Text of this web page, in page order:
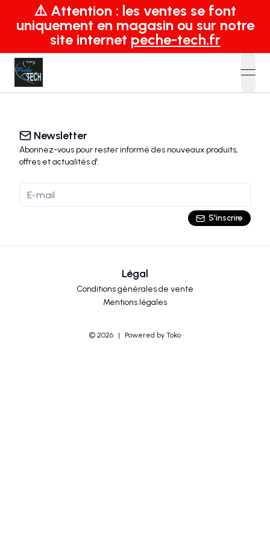
⚠️ Attention : les ventes se font
uniquement en magasin ou sur notre
site internet peche-tech.fr
Newsletter
Abonnez-vous pour rester informé des nouveaux produits,
offres et actualitésd'.
S'inscrire
Légal
Conditions générales de vente
Mentions légales
© 2026 | Powered by Toko